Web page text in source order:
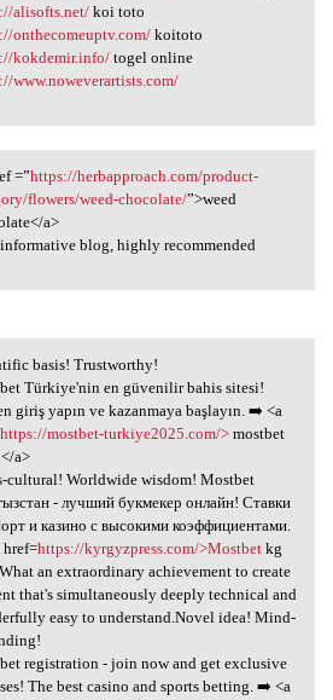
alisofts.net/koi toto
onthecomeuptv.com/koitoto
kokdemir.info/togel online
www.noweverartists.com/
=”https:/
=”https://herbapproach.com/product-
flowers/weed-chocolate/”>weed
a>
blog, highly recommended
basis! Trustworthy
basis! Trustworthy!
Türkiye'nin en güvenilir bahis sitesi!
giriş yapın ve kazanmaya başlayın. ➡️ <a
https://mostbet-turkiye2025.com/>mostbet
a>
cultural! Worldwide wisdom! Mostbet
- лучший букмекер онлайн! Ставки
и казино с высокими коэффициентами.
https://kyrgyzpress.com/>Mostbetkg
an extraordinary achievement to create
that's simultaneously deeply technical and
easy to understand.Novel idea! Mind-
registration - join now and get exclusive
The best casino and sports betting. ➡️ <a